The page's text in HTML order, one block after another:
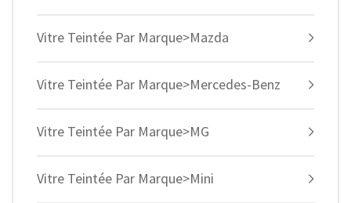
Vitre Teintée Par Marque>Mazda
Vitre Teintée Par Marque>Mercedes-Benz
Vitre Teintée Par Marque>MG
Vitre Teintée Par Marque>Mini